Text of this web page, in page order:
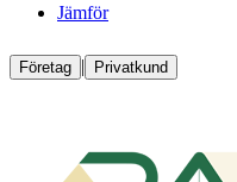
Jämför
Företag | Privatkund